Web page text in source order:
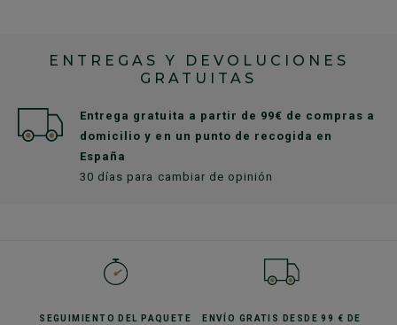
ENTREGAS Y DEVOLUCIONES
GRATUITAS
Entrega gratuita a partir de 99€ de compras a
domicilio y en un punto de recogida en
España
30 días para cambiar de opinión
SEGUIMIENTO DEL PAQUETE ENVÍO GRATIS
DESDE 99 € DE